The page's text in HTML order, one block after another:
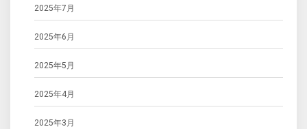
2025年7月
2025年6月
2025年5月
2025年4月
2025年3月